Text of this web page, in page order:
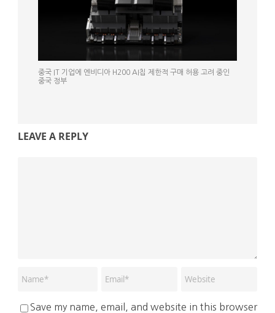
중국 IT 기업에 엔비디아 H200 AI칩 제한적 구매 허용 고려 중인
중국 정부
LEAVE A REPLY
Save my name, email, and website in this browser